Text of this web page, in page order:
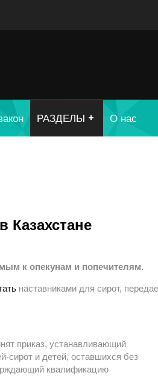
РАЗДЕЛЫ О нас
Казахстане
к опекунам и попечителям.
наставниками для сирот,
приказ, устанавливающий
сирот и детей, оставшихся без
квалификацию